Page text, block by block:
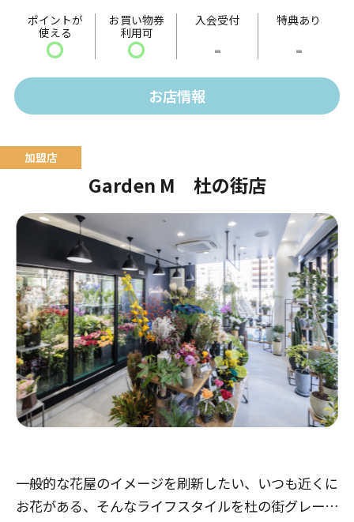
感じられます。 日常生活を豊かに彩る、手仕事の魅力
をご堪能ください。
ポイントが
使える
〇
お買い物券
利用可
〇
入会受付
-
特典あり
-
お店情報
Garden M 杜の街店
一般的な花屋のイメージを刷新したい、いつも近くに
お花がある、そんなライフスタイルを杜の街グレース